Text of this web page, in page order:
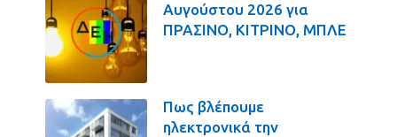
Αυγούστου 2026 για
ΠΡΑΣΙΝΟ, ΚΙΤΡΙΝΟ, ΜΠΛΕ
Πως βλέπουμε
ηλεκτρονικά την